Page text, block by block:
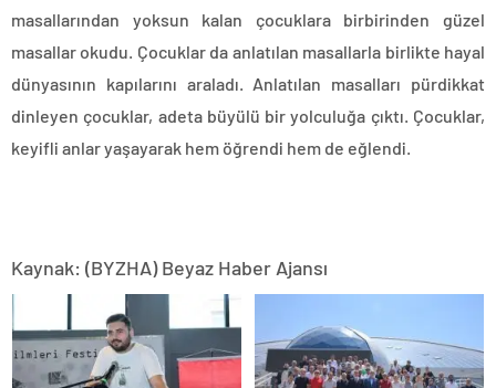
masallarından yoksun kalan çocuklara birbirinden güzel
masallar okudu. Çocuklar da anlatılan masallarla birlikte hayal
dünyasının kapılarını araladı. Anlatılan masalları pürdikkat
dinleyen çocuklar, adeta büyülü bir yolculuğa çıktı. Çocuklar,
keyifli anlar yaşayarak hem öğrendi hem de eğlendi.
Kaynak: (BYZHA) Beyaz Haber Ajansı